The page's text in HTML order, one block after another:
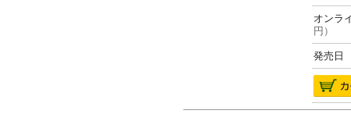
オン
円）
発売日